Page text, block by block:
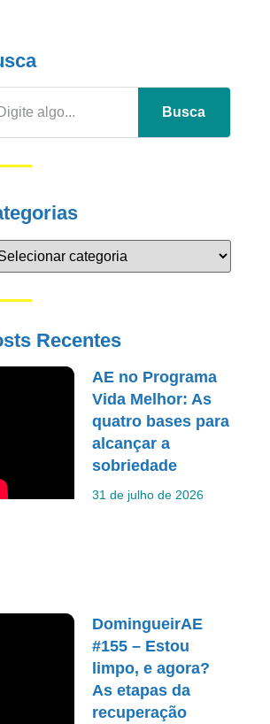
Busca
Recentes
AE no Programa
Vida Melhor: As
quatro bases para
alcançar a
sobriedade
31 de julho de 2026
DomingueirAE
#155 – Estou
limpo, e agora?
As etapas da
recuperação